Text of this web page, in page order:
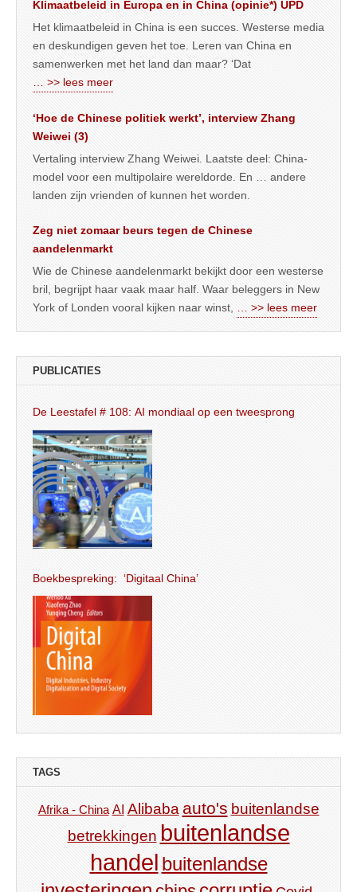
Klimaatbeleid in Europa en in China (opinie*) UPD
Het klimaatbeleid in China is een succes. Westerse media
en deskundigen geven het toe. Leren van China en
samenwerken met het land dan maar? ‘Dat
… >> lees meer
‘Hoe de Chinese politiek werkt’, interview Zhang
Weiwei (3)
Vertaling interview Zhang Weiwei. Laatste deel: China-
model voor een multipolaire wereldorde. En … andere
landen zijn vrienden of kunnen het worden.
Zeg niet zomaar beurs tegen de Chinese
aandelenmarkt
Wie de Chinese aandelenmarkt bekijkt door een westerse
bril, begrijpt haar vaak maar half. Waar beleggers in New
York of Londen vooral kijken naar winst,
… >> lees meer
PUBLICATIES
De Leestafel # 108: AI mondiaal op een tweesprong
Boekbespreking: ‘Digitaal China’
TAGS
Afrika - China AI Alibaba auto's buitenlandse
betrekkingen buitenlandse
handel buitenlandse